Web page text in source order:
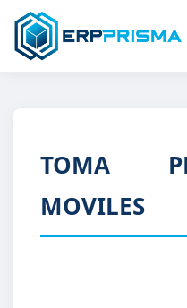
POLÍTICAS SIG
TOMA
MOVILES